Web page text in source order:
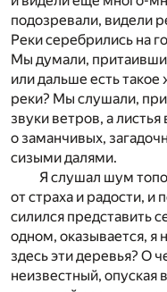
подозревали, видели
Реки серебрились на
Мы думали,
или дальше есть
реки? Мы слушали,
звуки ветров, а
о заманчивых,
сизыми далями.
Я слушал шум
от страха и радости, и
силился представить
одном, оказывается, я
здесь эти деревья? О
неизвестный, опуская